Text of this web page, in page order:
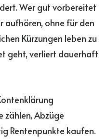
Wer gut vorbereitet
aufhören, ohne für den
Kürzungen leben zu
geht, verliert dauerhaft
zählen, Abzüge
Rentenpunkte kaufen.